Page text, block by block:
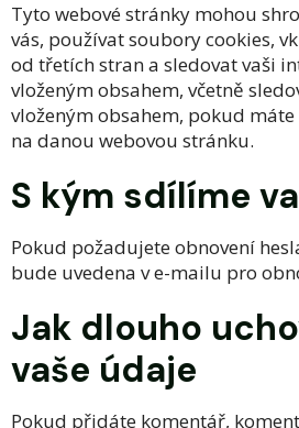
Tyto webové stránky mohou
vás, používat soubory cookies,
od třetích stran a sledovat vaši
vloženým obsahem, včetně
vloženým obsahem, pokud
na danou webovou stránku.
S kým sdílíme
Pokud požadujete obnovení
bude uvedena v e-mailu pro
Jak dlouho
vaše údaje
Pokud přidáte komentář,